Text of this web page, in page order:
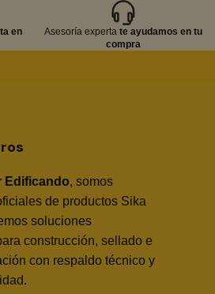
en
Asesoría experta te ayudamos en tu
compra
Edificando, somos
de productos Sika
soluciones
construcción, sellado e
con respaldo técnico y